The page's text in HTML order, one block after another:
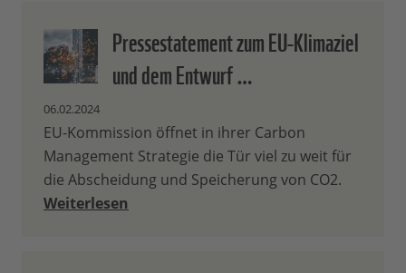
Pressestatement zum EU-Klimaziel
und dem Entwurf …
06.02.2024
EU-Kommission öffnet in ihrer Carbon
Management Strategie die Tür viel zu weit für
die Abscheidung und Speicherung von CO2.
Weiterlesen